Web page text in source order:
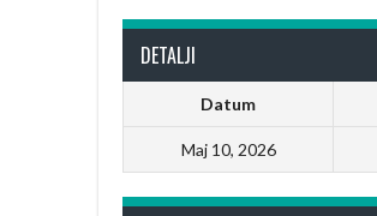
DETALJI
Datum
Maj 10, 2026